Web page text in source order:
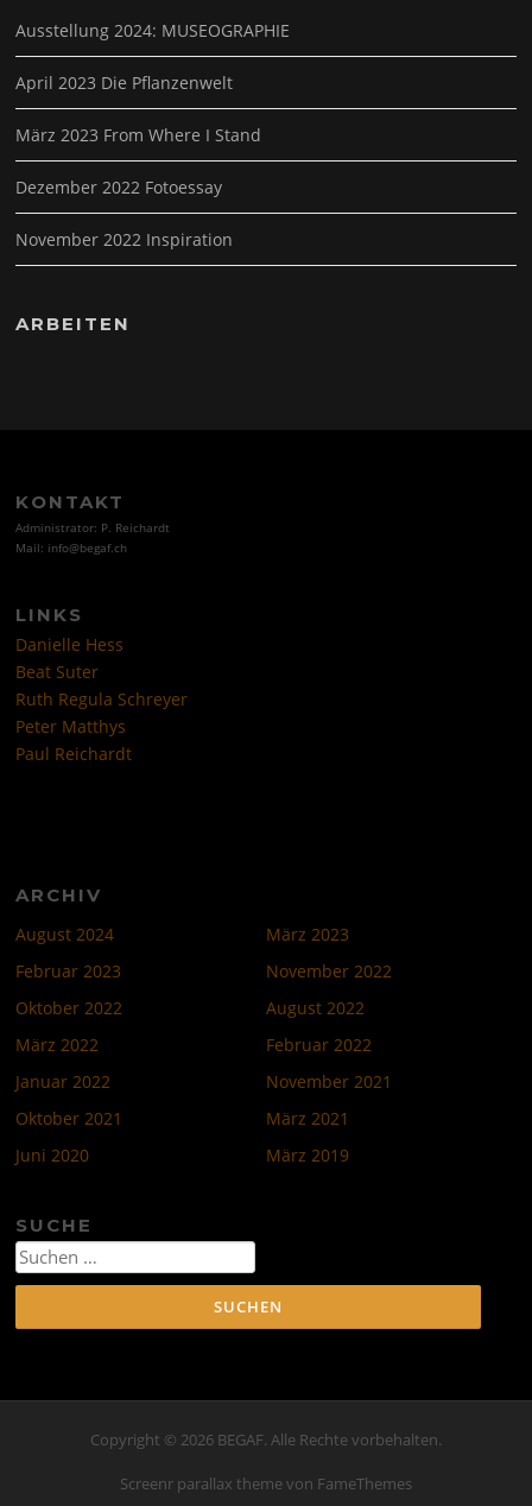
Ausstellung 2024: MUSEOGRAPHIE
April 2023 Die Pflanzenwelt
März 2023 From Where I Stand
Dezember 2022 Fotoessay
November 2022 Inspiration
ARBEITEN
KONTAKT
Administrator: P. Reichardt
Mail: info@begaf.ch
LINKS
Danielle Hess
Beat Suter
Ruth Regula Schreyer
Peter Matthys
Paul Reichardt
ARCHIV
August 2024
März 2023
Februar 2023
November 2022
Oktober 2022
August 2022
März 2022
Februar 2022
Januar 2022
November 2021
Oktober 2021
März 2021
Juni 2020
März 2019
SUCHE
Suchen
nach:
Copyright © 2026 BEGAF. Alle Rechte vorbehalten.
Screenr parallax themevon FameThemes